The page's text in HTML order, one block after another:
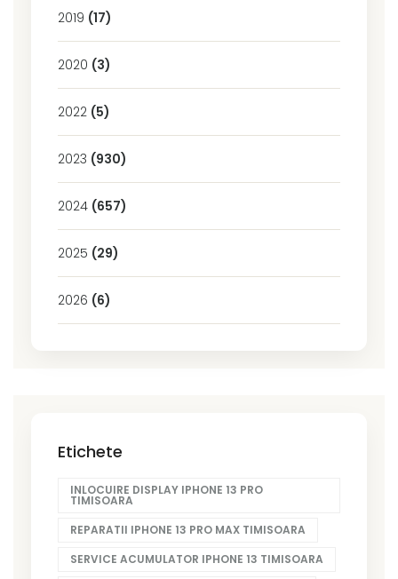
2019 (17)
2020 (3)
2022 (5)
2023 (930)
2024 (657)
2025 (29)
2026 (6)
Etichete
INLOCUIRE DISPLAY IPHONE 13 PRO
TIMISOARA
REPARATII IPHONE 13 PRO MAX TIMISOARA
SERVICE ACUMULATOR IPHONE 13 TIMISOARA